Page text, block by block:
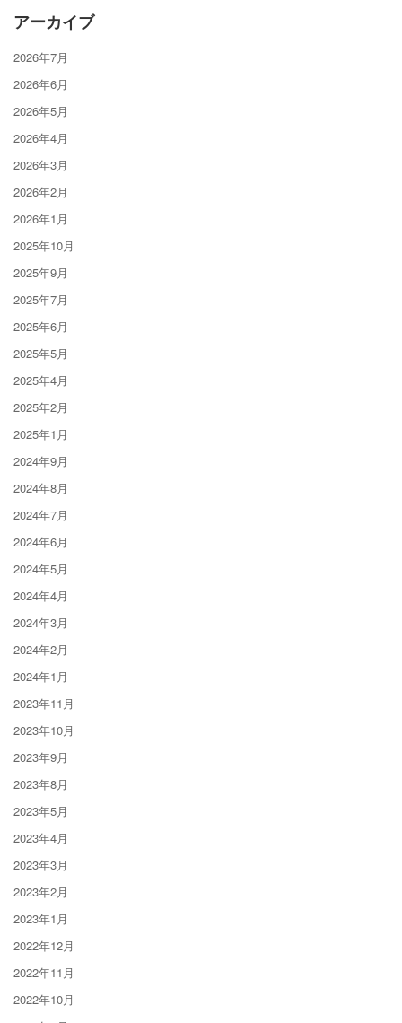
アーカイブ
2026年7月
2026年6月
2026年5月
2026年4月
2026年3月
2026年2月
2026年1月
2025年10月
2025年9月
2025年7月
2025年6月
2025年5月
2025年4月
2025年2月
2025年1月
2024年9月
2024年8月
2024年7月
2024年6月
2024年5月
2024年4月
2024年3月
2024年2月
2024年1月
2023年11月
2023年10月
2023年9月
2023年8月
2023年5月
2023年4月
2023年3月
2023年2月
2023年1月
2022年12月
2022年11月
2022年10月